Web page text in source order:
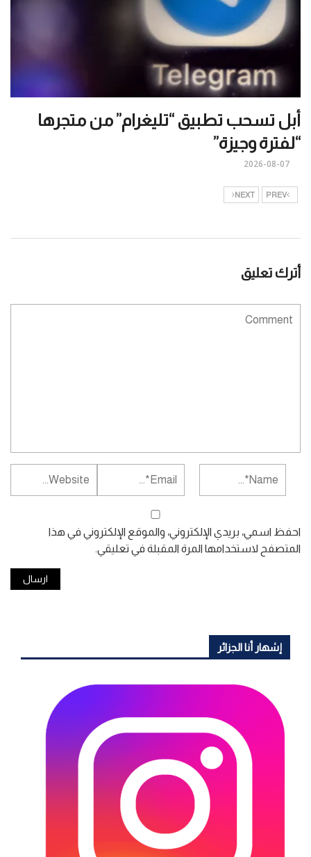
أبل تسحب تطبيق “تليغرام” من متجرها
“لفترة وجيزة”
2026-08-07
PREV
NEXT
أترك تعليق
احفظ اسمي، بريدي الإلكتروني، والموقع الإلكتروني في هذا
المتصفح لاستخدامها المرة المقبلة في تعليقي.
إشهار أنا الجزائر